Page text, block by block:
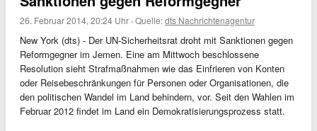
26. Februar 2014, 20:24 Uhr ·Quelle:dts Nachrichtenagentur
New York (dts) - Der UN-Sicherheitsrat droht mit Sanktionen gegen
Reformgegner im Jemen. Eine am Mittwoch beschlossene
Resolution sieht Strafmaßnahmen wie das Einfrieren von Konten
oder Reisebeschränkungen für Personen oder Organisationen, die
den politischen Wandel im Land behindern, vor. Seit den Wahlen im
Februar 2012 findet im Land ein Demokratisierungsprozess statt.